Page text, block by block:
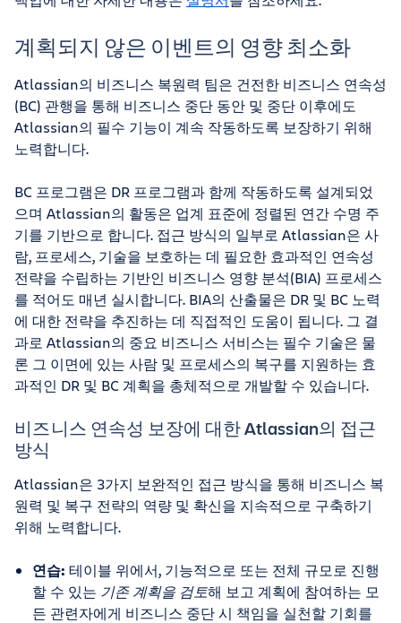
계획되지 않은 이벤트의 영향 최소화
Atlassian의 비즈니스 복원력 팀은 건전한 비즈니스 연속성
(BC) 관행을 통해 비즈니스 중단 동안 및 중단 이후에도
Atlassian의 필수 기능이 계속 작동하도록 보장하기 위해
노력합니다.
BC 프로그램은 DR 프로그램과 함께 작동하도록 설계되었
으며 Atlassian의 활동은 업계 표준에 정렬된 연간 수명 주
기를 기반으로 합니다. 접근 방식의 일부로 Atlassian은 사
람, 프로세스, 기술을 보호하는 데 필요한 효과적인 연속성
전략을 수립하는 기반인 비즈니스 영향 분석(BIA) 프로세스
를 적어도 매년 실시합니다. BIA의 산출물은 DR 및 BC 노력
에 대한 전략을 추진하는 데 직접적인 도움이 됩니다. 그 결
과로 Atlassian의 중요 비즈니스 서비스는 필수 기술은 물
론 그 이면에 있는 사람 및 프로세스의 복구를 지원하는 효
과적인 DR 및 BC 계획을 총체적으로 개발할 수 있습니다.
비즈니스 연속성 보장에 대한 Atlassian의 접근
방식
Atlassian은 3가지 보완적인 접근 방식을 통해 비즈니스 복
원력 및 복구 전략의 역량 및 확신을 지속적으로 구축하기
위해 노력합니다.
연습: 테이블 위에서, 기능적으로 또는 전체 규모로 진행
할 수 있는 기존 계획을 검토해 보고 계획에 참여하는 모
든 관련자에게 비즈니스 중단 시 책임을 실천할 기회를